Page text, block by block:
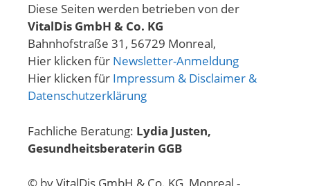
Diese Seiten werden betrieben von der
VitalDis GmbH & Co. KG
Bahnhofstraße 31, 56729 Monreal,
Hier klicken für Newsletter-Anmeldung
Hier klicken für Impressum & Disclaimer &
Datenschutzerklärung
Fachliche Beratung: Lydia Justen,
Gesundheitsberaterin GGB